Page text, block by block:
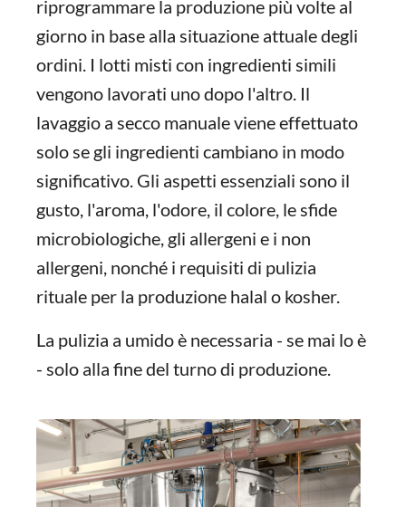
riprogrammare la produzione più volte al
giorno in base alla situazione attuale degli
ordini. I lotti misti con ingredienti simili
vengono lavorati uno dopo l'altro. Il
lavaggio a secco manuale viene effettuato
solo se gli ingredienti cambiano in modo
significativo. Gli aspetti essenziali sono il
gusto, l'aroma, l'odore, il colore, le sfide
microbiologiche, gli allergeni e i non
allergeni, nonché i requisiti di pulizia
rituale per la produzione halal o kosher.
La pulizia a umido è necessaria - se mai lo è
- solo alla fine del turno di produzione.